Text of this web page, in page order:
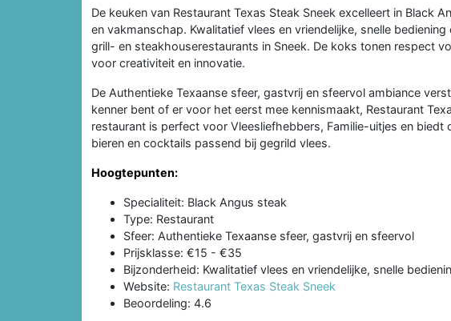
De keuken van Restaurant Texas Steak Sneek excelleert in Black
en vakmanschap. Kwalitatief vlees en vriendelijke, snelle
grill- en steakhouserestaurants in Sneek. De koks tonen respect
voor creativiteit en innovatie.
De Authentieke Texaanse sfeer, gastvrij en sfeervol ambiance
kenner bent of er voor het eerst mee kennismaakt, Restaurant
restaurant is perfect voor Vleesliefhebbers, Familie-uitjes en biedt
bieren en cocktails passend bij gegrild vlees.
Hoogtepunten:
Specialiteit: Black Angus steak
Type: Restaurant
Sfeer: Authentieke Texaanse sfeer, gastvrij en sfeervol
Prijsklasse: €15 - €35
Bijzonderheid: Kwalitatief vlees en vriendelijke, snelle
Website: Restaurant Texas Steak Sneek
Beoordeling: 4.6